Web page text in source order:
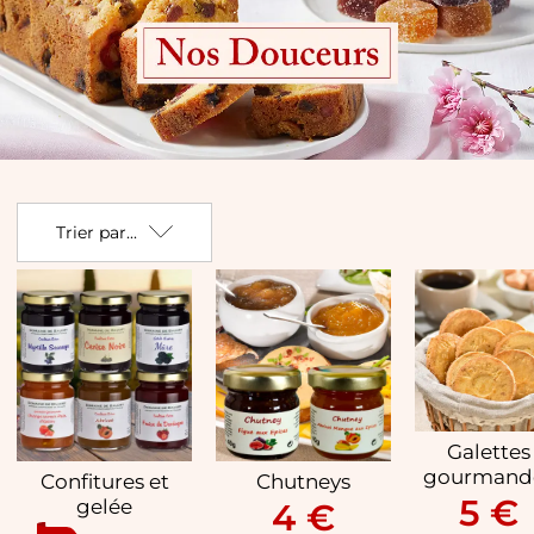
Douceurs
Trier par...
Confitures et
gelée
Chutneys
4 €
Galettes
5 €